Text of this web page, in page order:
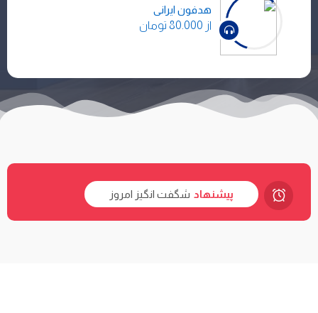
هدفون ایرانی
از 80.000 تومان
پیشنهاد شگفت انگیز امروز